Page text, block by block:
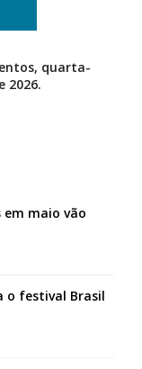
quarta-
2026.
em maio vão
o festival Brasil